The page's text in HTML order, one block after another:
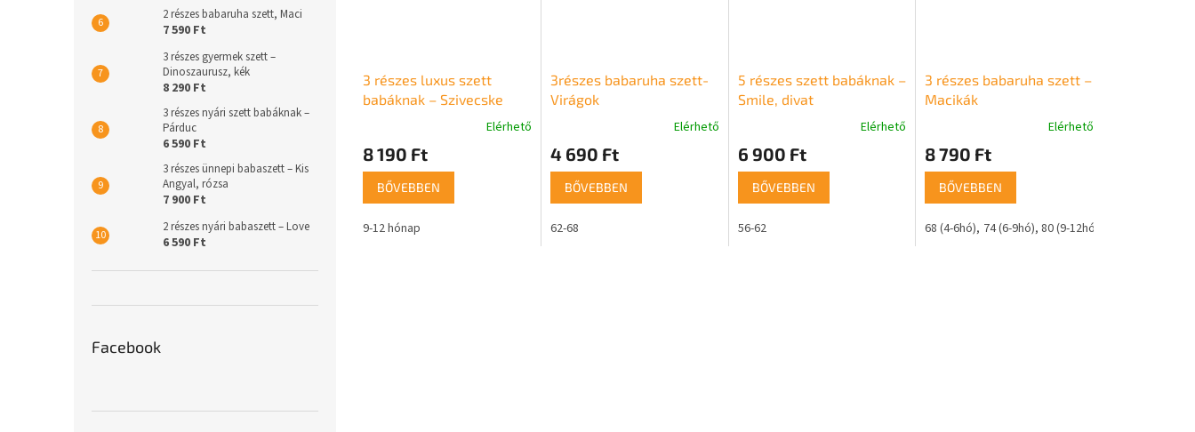
2 részes babaruha szett, Maci
7 590 Ft
3 részes gyermek szett –
Dinoszaurusz, kék
8 290 Ft
3 részes nyári szett babáknak –
Párduc
6 590 Ft
3 részes ünnepi babaszett – Kis
Angyal, rózsa
7 900 Ft
2 részes nyári babaszett – Love
6 590 Ft
Facebook
3 részes luxus szett
babáknak – Szivecske
Elérhető
8 190 Ft
BŐVEBBEN
9-12 hónap
3részes babaruha szett-
Virágok
Elérhető
4 690 Ft
BŐVEBBEN
62-68
5 részes szett babáknak –
Smile, divat
Elérhető
6 900 Ft
BŐVEBBEN
56-62
3 részes babaruha szett –
Macikák
Elérhető
8 790 Ft
BŐVEBBEN
68 (4-6hó) 74 (6-9hó) 80 (9-12hó)